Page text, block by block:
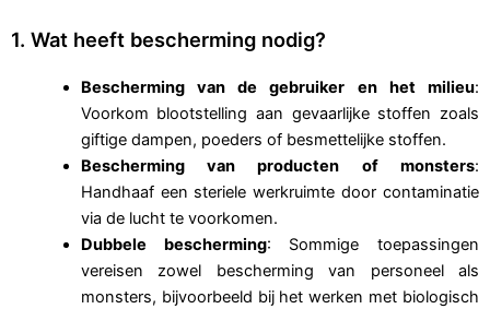
1. Wat heeft bescherming nodig?
Bescherming van de gebruiker en het milieu:
Voorkom blootstelling aan gevaarlijke stoffen zoals
giftige dampen, poeders of besmettelijke stoffen.
Bescherming van producten of monsters:
Handhaaf een steriele werkruimte door contaminatie
via de lucht te voorkomen.
Dubbele bescherming: Sommige toepassingen
vereisen zowel bescherming van personeel als
monsters, bijvoorbeeld bij het werken met biologisch